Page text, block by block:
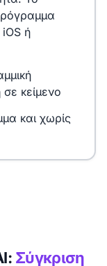
ή
κείμενο
και χωρίς
Σύγκριση